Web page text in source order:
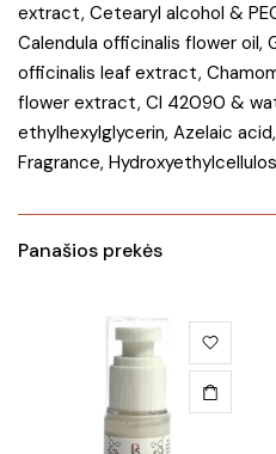
extract, Cetearyl alcohol &
Calendula officinalis flower oil,
officinalis leaf extract,
flower extract, CI 42090 &
ethylhexylglycerin, Azelaic
Fragrance,
Panašios prekės